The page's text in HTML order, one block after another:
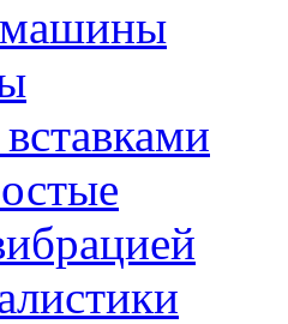
машины